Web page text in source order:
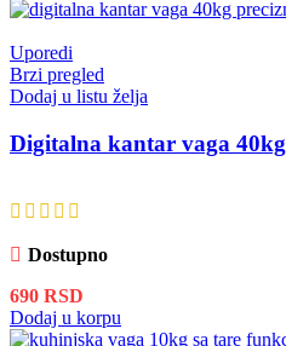
Uporedi
Brzi pregled
Dodaj u listu želja
Digitalna kantar vaga 40kg
Dostupno
690 RSD
Dodaj u korpu